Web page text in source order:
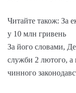
Читайте також: За
у 10 млн гривень
За його словами,
служби 2 лютого, а
чинного